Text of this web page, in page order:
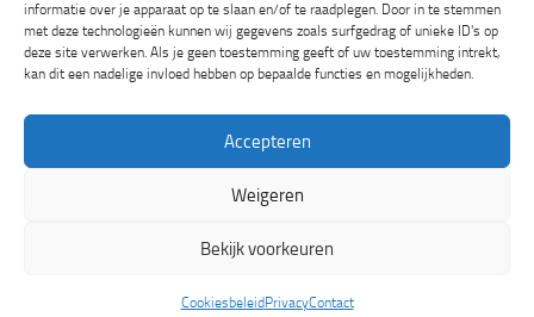
informatie over je apparaat op te slaan en/of te raadplegen. Door in te stemmen
met deze technologieën kunnen wij gegevens zoals surfgedrag of unieke ID's op
deze site verwerken. Als je geen toestemming geeft of uw toestemming intrekt,
kan dit een nadelige invloed hebben op bepaalde functies en mogelijkheden.
Accepteren
Weigeren
Bekijk voorkeuren
CookiesbeleidPrivacyContact